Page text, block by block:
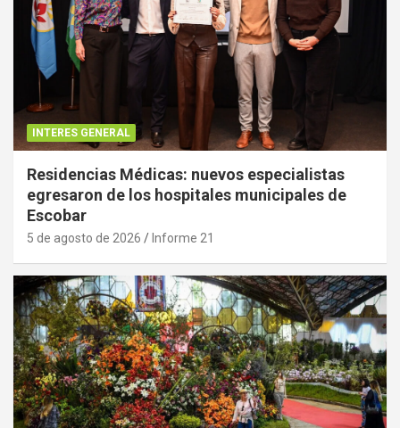
INTERES GENERAL
Residencias Médicas: nuevos especialistas
egresaron de los hospitales municipales de
Escobar
5 de agosto de 2026 Informe 21